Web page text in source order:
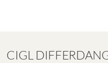
CIGL